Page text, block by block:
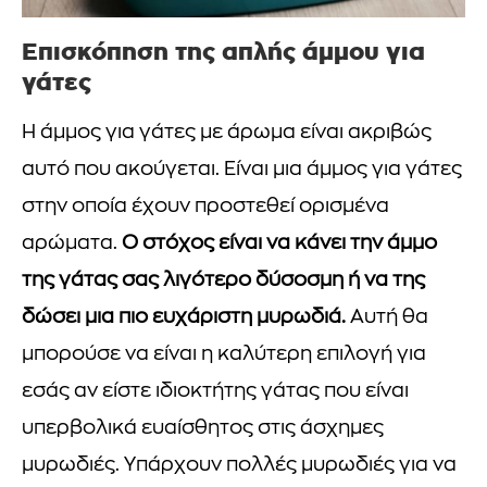
Επισκόπηση της απλής άμμου για
γάτες
Η άμμος για γάτες με άρωμα είναι ακριβώς
αυτό που ακούγεται. Είναι μια άμμος για γάτες
στην οποία έχουν προστεθεί ορισμένα
αρώματα. Ο στόχος είναι να κάνει την άμμο
της γάτας σας λιγότερο δύσοσμη ή να της
δώσει μια πιο ευχάριστη μυρωδιά. Αυτή θα
μπορούσε να είναι η καλύτερη επιλογή για
εσάς αν είστε ιδιοκτήτης γάτας που είναι
υπερβολικά ευαίσθητος στις άσχημες
μυρωδιές. Υπάρχουν πολλές μυρωδιές για να